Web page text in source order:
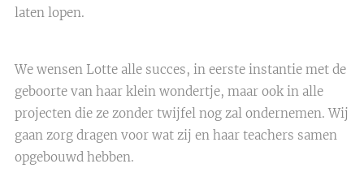
laten lopen.
We wensen Lotte alle succes, in eerste instantie met de
geboorte van haar klein wondertje, maar ook in alle
projecten die ze zonder twijfel nog zal ondernemen. Wij
gaan zorg dragen voor wat zij en haar teachers samen
opgebouwd hebben.